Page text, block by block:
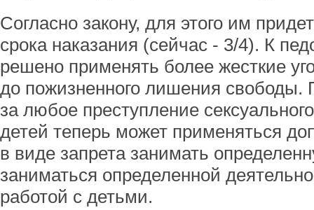
Согласно закону, для этого им
срока наказания (сейчас - 3/4). К
решено применять более жесткие
до пожизненного лишения свободы.
за любое преступление
детей теперь может применяться
в виде запрета занимать
заниматься определенной
работой с детьми.